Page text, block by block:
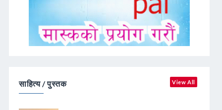
साहित्य / पुस्तक View All